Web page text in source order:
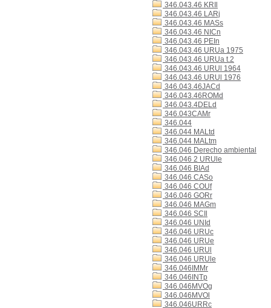
346.043.46 KRIl
346.043.46 LARj
346.043.46 MASs
346.043.46 NICn
346.043.46 PEIn
346.043.46 URUa 1975
346.043.46 URUa t.2
346.043.46 URUl 1964
346.043.46 URUl 1976
346.043.46JACd
346.043.46ROMd
346.043.4DELd
346.043CAMr
346.044
346.044 MALtd
346.044 MALtm
346.046 Derecho ambiental
346.046 2 URUle
346.046 BIAd
346.046 CASo
346.046 COUf
346.046 GORr
346.046 MAGm
346.046 SCIl
346.046 UNId
346.046 URUc
346.046 URUe
346.046 URUl
346.046 URUle
346.046IMMr
346.046INTp
346.046MVOg
346.046MVOl
346.046URRc